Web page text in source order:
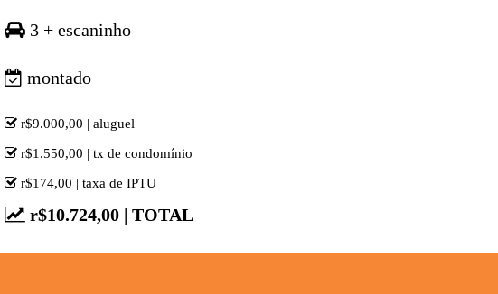
3 + escaninho
montado
r$9.000,00 | aluguel
r$1.550,00 | tx de condomínio
r$174,00 | taxa de IPTU
r$10.724,00 | TOTAL